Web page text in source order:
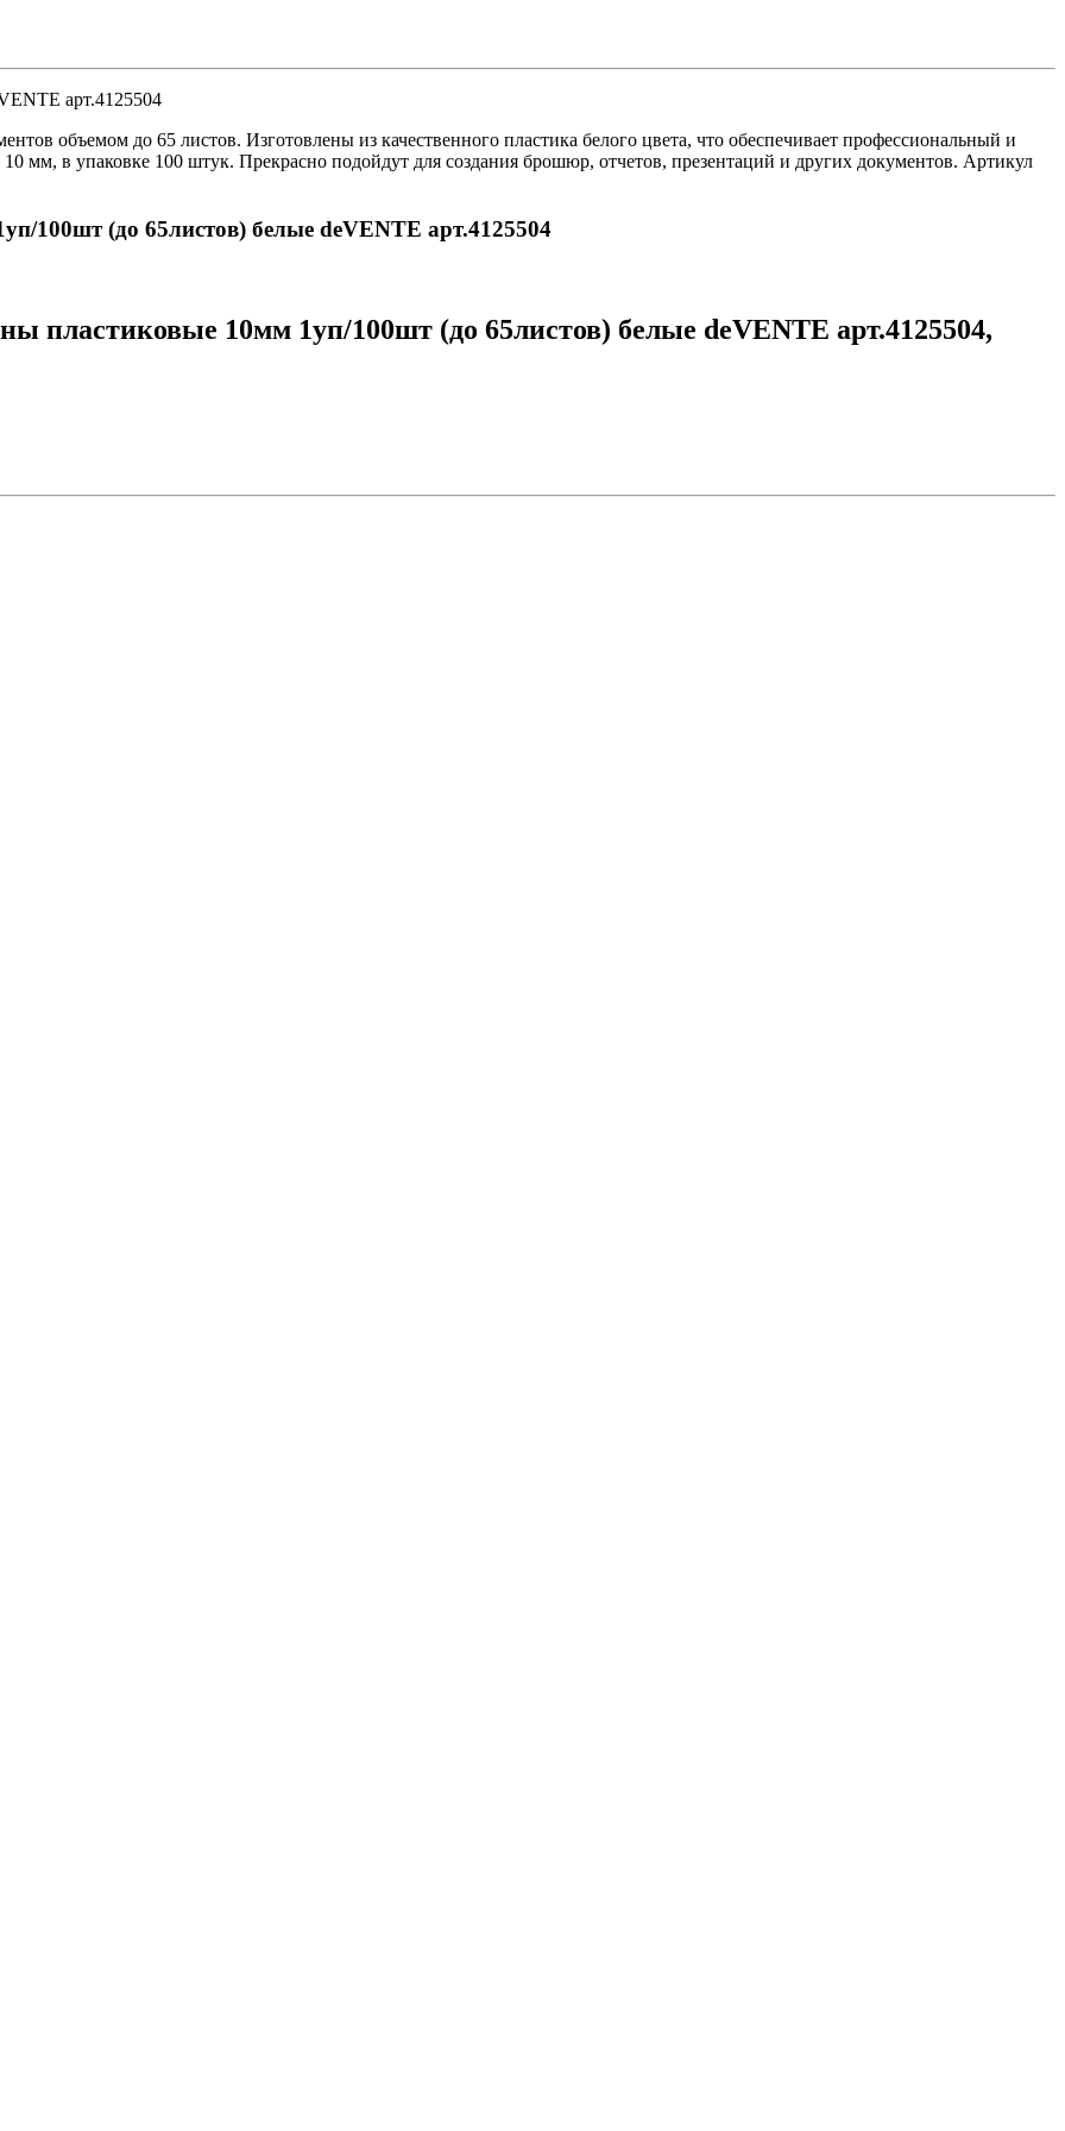
арт.4125504
объемом до 65 листов. Изготовлены из качественного пластика белого цвета, что обеспечивает профессиональный и
мм, в упаковке 100 штук. Прекрасно подойдут для создания брошюр, отчетов, презентаций и других документов. Артикул
100шт (до 65листов) белые deVENTE арт.4125504
пластиковые 10мм 1уп/100шт (до 65листов) белые deVENTE арт.4125504,